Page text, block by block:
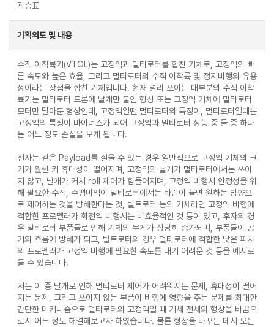
곽승표
기획의도 및 내용
수직 이착륙기(VTOL)는 고정익과 멀티로터를 합친 기체로, 고정익의 빠
른 속도와 높은 효율, 그리고 멀티로터의 수직 이착륙 및 정지비행의 유용
성이라는 장점을 합친 기체입니다. 현재 널리 쓰이는 대부분의 수직 이착
륙기는 멀티로터 드론에 날개만 붙인 형상 또는 고정익 기체에 멀티로터
모터만 달아둔 형상인데, 고정익일땐 멀티로터의 특징이, 멀티로터일때는
고정익의 특징이 마이너스가 되어 고정익과 멀티로터 성능 중 둘 중 하나
는 어느 정도 손실을 보게 됩니다.
전자는 같은 Payload를 실을 수 있는 경우 일반적으로 고정익 기체의 크
기가 훨씬 커 휴대성이 떨어지며, 고정익의 날개가 멀티로터에서는 쓰이
지 않고, 날개가 커서 roll 제어가 힘들어지며, 고정익 비행시 안정성을 위
해 필요한 수직, 수평미익이 멀티로터에서는 바람이 불면 원하는 방향으
로 제어하는 것을 방해한다는 것, 틸트로터 등의 기체라면 고정익 비행에
적합한 프로펠러가 회전익 비행시는 비효율적인 것 등이 있고, 후자의 경
우 멀티로터 부품들로 인해 기체의 무게가 상당히 증가되며, 부품들이 공
기의 흐름에 방해가 되고, 틸트로터의 경우 멀티로터에 적합한 낮은 피치
의 프로펠러가 고정익 비행에 필요한 속도를 내기 어려운 것 등을 예시로
들 수 있습니다.
저는 이 중 날개로 인해 멀티로터 제어가 어려워지는 문제, 휴대성이 떨어
지는 문제, 그리고 쓰이지 않는 부품이 비행에 영향을 주는 문제를 최대한
간단한 메커니즘으로 멀티로터와 고정익일 때 기체 전체의 형상을 바꿈으
로서 어느 정도 해결해보고자 하였습니다. 물론 형상을 바꾸는 데서 오는